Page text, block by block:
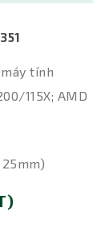
tính
115X; AMD
25mm)